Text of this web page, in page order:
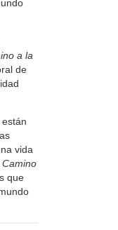
a la
de
vida
Camino
que